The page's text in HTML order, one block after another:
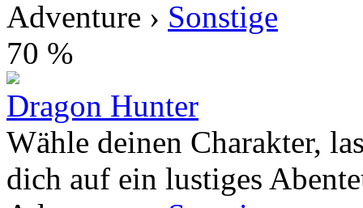
Adventure › Sonstige
70 %
Dragon Hunter
Wähle deinen Charakter,
dich auf ein lustiges